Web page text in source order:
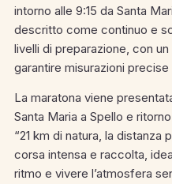
intorno alle 9:15 da Santa
descritto come continuo e
livelli di preparazione, con
garantire misurazioni
La maratona viene
Santa Maria a Spello e
“21 km di natura, la distanza
corsa intensa e raccolta,
ritmo e vivere l’atmosfera